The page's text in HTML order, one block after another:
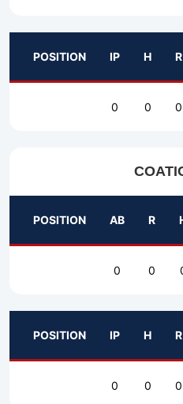
POSITION IP H R
0 0 0
POSITION AB R
0 0
POSITION IP H R
0 0 0